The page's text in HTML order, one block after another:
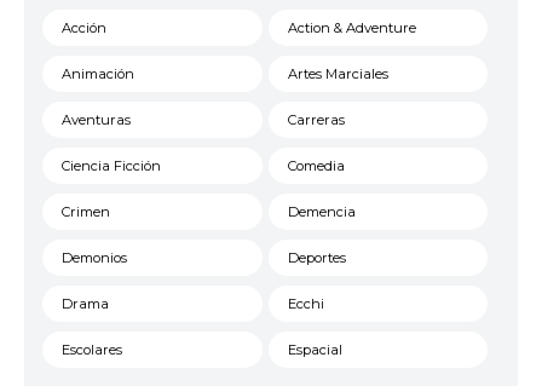
Acción Action & Adventure
Animación Artes Marciales
Aventuras Carreras
Ciencia Ficción Comedia
Crimen Demencia
Demonios Deportes
Drama Ecchi
Escolares Espacial